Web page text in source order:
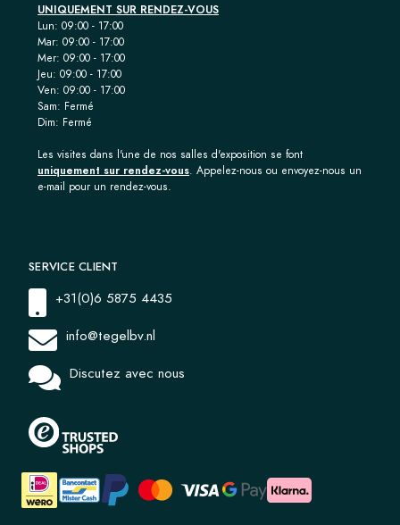
UNIQUEMENT SUR RENDEZ-VOUS
Lun: 09:00 - 17:00
Mar: 09:00 - 17:00
Mer: 09:00 - 17:00
Jeu: 09:00 - 17:00
Ven: 09:00 - 17:00
Sam: Fermé
Dim: Fermé
Les visites dans l'une de nos salles d'exposition se font
uniquement sur rendez-vous. Appelez-nous ou envoyez-nous un
e-mail pour un rendez-vous.
SERVICE CLIENT
+31(0)6 5875 4435
info@tegelbv.nl
Discutez avec nous